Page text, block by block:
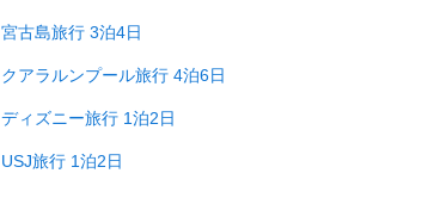
宮古島旅行 3泊4日
クアラルンプール旅行 4泊6日
ディズニー旅行 1泊2日
USJ旅行 1泊2日